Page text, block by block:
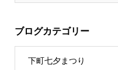
ブログカテゴリー
下町七夕まつり